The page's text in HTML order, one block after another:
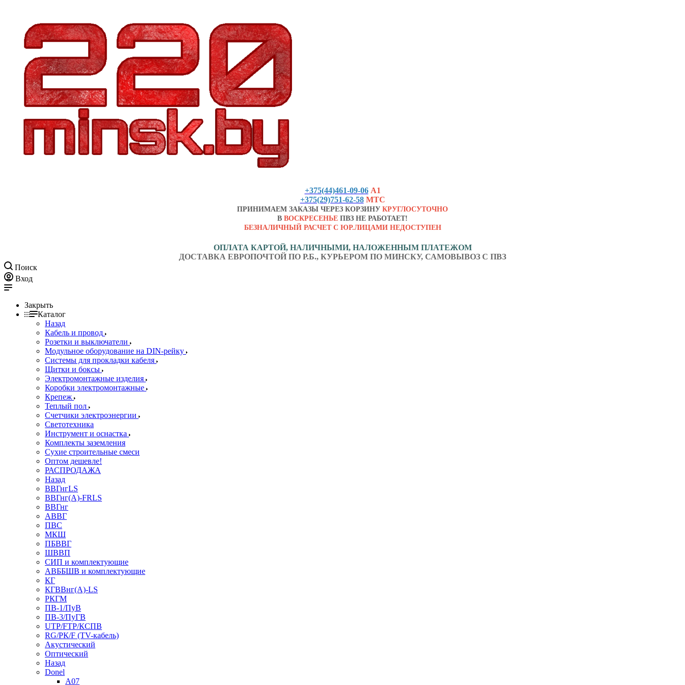
+375(44)461-09-06 А1
+375(29)751-62-58 МТС
ПРИНИМАЕМ ЗАКАЗЫ ЧЕРЕЗ КОРЗИНУ КРУГЛОСУТОЧНО
В ВОСКРЕСЕНЬЕ ПВЗ НЕ РАБОТАЕТ!
БЕЗНАЛИЧНЫЙ РАСЧЕТ С ЮР.ЛИЦАМИ НЕДОСТУПЕН
ОПЛАТА КАРТОЙ, НАЛИЧНЫМИ, НАЛОЖЕННЫМ ПЛАТЕЖОМ
ДОСТАВКА ЕВРОПОЧТОЙ ПО Р.Б., КУРЬЕРОМ ПО МИНСКУ, САМОВЫВОЗ С ПВЗ
Поиск
Вход
Закрыть
Каталог
Назад
Кабель и провод
Розетки и выключатели
Модульное оборудование на DIN-рейку
Системы для прокладки кабеля
Щитки и боксы
Электромонтажные изделия
Коробки электромонтажные
Крепеж
Теплый пол
Счетчики электроэнергии
Светотехника
Инструмент и оснастка
Комплекты заземления
Сухие строительные смеси
Оптом дешевле!
РАСПРОДАЖА
Назад
ВВГнгLS
ВВГнг(А)-FRLS
ВВГнг
АВВГ
ПВС
МКШ
ПБВВГ
ШВВП
СИП и комплектующие
АВББШВ и комплектующие
КГ
КГВВнг(А)-LS
РКГМ
ПВ-1/ПуВ
ПВ-3/ПуГВ
UTP/FTP/КСПВ
RG/РК/F (TV-кабель)
Акустический
Оптический
Назад
Donel
A07